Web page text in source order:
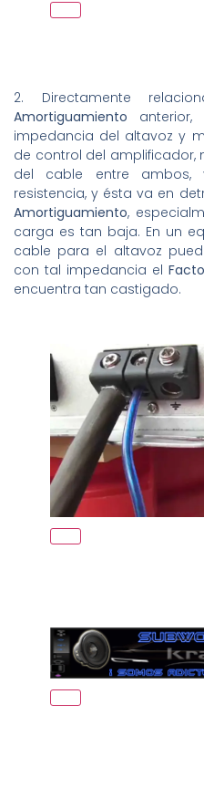
2. Directamente
Amortiguamiento
impedancia del altavoz y
de control del amplificador,
del cable entre
resistencia, y ésta va en
Amortiguamiento,
carga es tan baja. En un
cable para el altavoz
con tal impedancia el
encuentra tan castigado.